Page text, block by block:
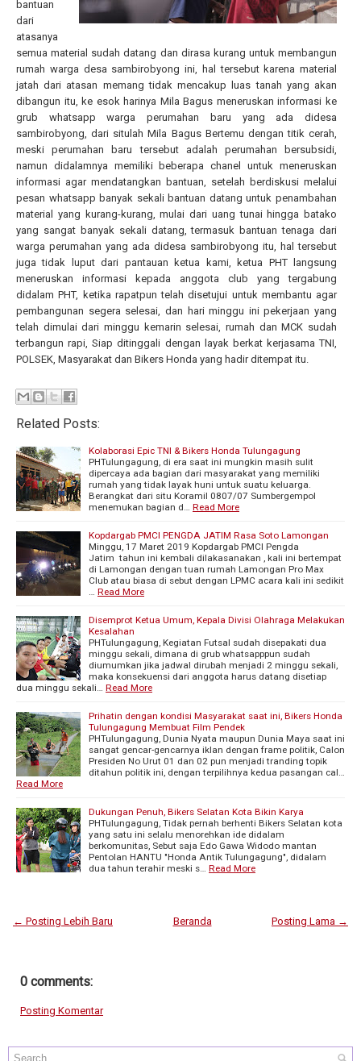
bantuan
dari
atasanya
semua material sudah datang dan dirasa kurang untuk membangun
rumah warga desa sambirobyong ini, hal tersebut karena material
jatah dari atasan memang tidak mencakup luas tanah yang akan
dibangun itu, ke esok harinya Mila Bagus meneruskan informasi ke
grub whatsapp warga perumahan baru yang ada didesa
sambirobyong, dari situlah Mila Bagus Bertemu dengan titik cerah,
meski perumahan baru tersebut adalah perumahan bersubsidi,
namun didalamnya memiliki beberapa chanel untuk meneruskan
informasi agar mendatangkan bantuan, setelah berdiskusi melalui
pesan whatsapp banyak sekali bantuan datang untuk penambahan
material yang kurang-kurang, mulai dari uang tunai hingga batako
yang sangat banyak sekali datang, termasuk bantuan tenaga dari
warga perumahan yang ada didesa sambirobyong itu, hal tersebut
juga tidak luput dari pantauan ketua kami, ketua PHT langsung
meneruskan informasi kepada anggota club yang tergabung
didalam PHT, ketika rapatpun telah disetujui untuk membantu agar
pembangunan segera selesai, dan hari minggu ini pekerjaan yang
telah dimulai dari minggu kemarin selesai, rumah dan MCK sudah
terbangun rapi, Siap ditinggali dengan layak berkat kerjasama TNI,
POLSEK, Masyarakat dan Bikers Honda yang hadir ditempat itu.
Related Posts:
Kolaborasi Epic TNI & Bikers Honda Tulungagung
PHTulungagung, di era saat ini mungkin masih sulit
dipercaya ada bagian dari masyarakat yang memiliki
rumah yang tidak layak huni untuk suatu keluarga.
Berangkat dari situ Koramil 0807/07 Sumbergempol
menemukan bagian d… Read More
Kopdargab PMCI PENGDA JATIM Rasa Soto Lamongan
Minggu, 17 Maret 2019 Kopdargab PMCI Pengda
Jatim tahun ini kembali dilakasanakan , kali ini bertempat
di Lamongan dengan tuan rumah Lamongan Pro Max
Club atau biasa di sebut dengan LPMC acara kali ini sedikit
… Read More
Disemprot Ketua Umum, Kepala Divisi Olahraga Melakukan
Kesalahan
PHTulungagung, Kegiatan Futsal sudah disepakati dua
minggu sekali, dimana di grub whatsapppun sudah
diumumkan jika jadwal dirubah menjadi 2 minggu sekali,
maka konsekuensi dari anggota harus datang disetiap
dua minggu sekali… Read More
Prihatin dengan kondisi Masyarakat saat ini, Bikers Honda
Tulungagung Membuat Film Pendek
PHTulungagung, Dunia Nyata maupun Dunia Maya saat ini
sangat gencar-gencarnya iklan dengan frame politik, Calon
Presiden No Urut 01 dan 02 pun menjadi tranding topik
ditahun politik ini, dengan terpilihnya kedua pasangan cal…
Read More
Dukungan Penuh, Bikers Selatan Kota Bikin Karya
PHTulungagung, Tidak pernah berhenti Bikers Selatan kota
yang satu ini selalu menorehkan ide didalam
berkomunitas, Sebut saja Edo Gawa Widodo mantan
Pentolan HANTU "Honda Antik Tulungagung", didalam
dua tahun terahir meski s… Read More
← Posting Lebih Baru Posting Lama →
Beranda
0 comments:
Posting Komentar